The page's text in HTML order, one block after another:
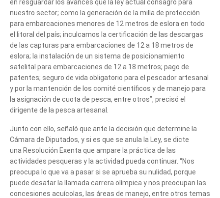
Cuéntanos, ¿Cómo
te podemos ayudar?
en resguardar los avances que la ley actual consagró para
nuestro sector; como la generación de la milla de protección
para embarcaciones menores de 12 metros de eslora en todo
el litoral del país; inculcamos la certificación de las descargas
de las capturas para embarcaciones de 12 a 18 metros de
eslora; la instalación de un sistema de posicionamiento
satelital para embarcaciones de 12 a 18 metros; pago de
patentes; seguro de vida obligatorio para el pescador artesanal
y por la mantención de los comité científicos y de manejo para
la asignación de cuota de pesca, entre otros”, precisó el
dirigente de la pesca artesanal.
Junto con ello, señaló que ante la decisión que determine la
Cámara de Diputados, y si es que se anula la Ley, se dicte
una Resolución Exenta que ampare la práctica de las
actividades pesqueras y la actividad pueda continuar. “Nos
preocupa lo que va a pasar si se aprueba su nulidad, porque
puede desatar la llamada carrera olímpica y nos preocupan las
concesiones acuícolas, las áreas de manejo, entre otros temas